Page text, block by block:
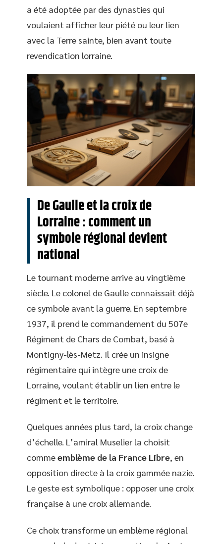
a été adoptée par des dynasties qui
voulaient afficher leur piété ou leur lien
avec la Terre sainte, bien avant toute
revendication lorraine.
De Gaulle et la croix de
Lorraine : comment un
symbole régional devient
national
Le tournant moderne arrive au vingtième
siècle. Le colonel de Gaulle connaissait déjà
ce symbole avant la guerre. En septembre
1937, il prend le commandement du 507e
Régiment de Chars de Combat, basé à
Montigny-lès-Metz. Il crée un insigne
régimentaire qui intègre une croix de
Lorraine, voulant établir un lien entre le
régiment et le territoire.
Quelques années plus tard, la croix change
d’échelle. L’amiral Muselier la choisit
commeemblème de la France Libre, en
opposition directe à la croix gammée nazie.
Le geste est symbolique : opposer une croix
française à une croix allemande.
Ce choix transforme un emblème régional